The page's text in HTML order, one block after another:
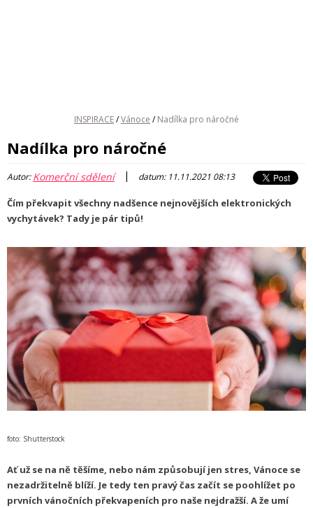
INSPIRACE/Vánoce / Nadílka pro náročné
Nadílka pro náročné
Autor:Komerční sdělení | datum: 11.11.2021 08:13
Čím překvapit všechny nadšence nejnovějších elektronických
vychytávek? Tady je pár tipů!
foto: Shutterstock
Ať už se na ně těšíme, nebo nám způsobují jen stres, Vánoce se
nezadržitelně blíží. Je tedy ten pravý čas začít se poohlížet po
prvních vánočních překvapeních pro naše nejdražší. A že umí